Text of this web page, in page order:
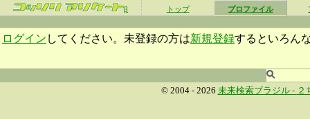
β トップ プロファイル
ログイン してください。未登録の方は新規登録するといろん
© 2004 - 2026 未来検索ブラジル - ２